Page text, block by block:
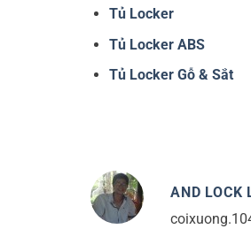
Tủ Locker
Tủ Locker ABS
Tủ Locker Gỗ & Sắt
AND LOCK